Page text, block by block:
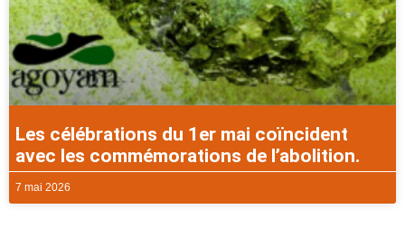
Les célébrations du 1er mai coïncident
avec les commémorations de l’abolition.
7 mai 2026